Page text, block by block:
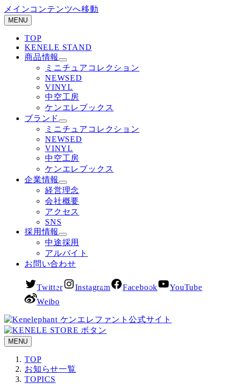
メインコンテンツへ移動
MENU
TOP
KENELE STAND
商品情報
ミニチュアコレクション
NEWSED
VINYL
中空工房
ケンエレブックス
ブランド
ミニチュアコレクション
NEWSED
VINYL
中空工房
ケンエレブックス
企業情報
経営理念
会社概要
アクセス
SNS
採用情報
中途採用
アルバイト
お問い合わせ
Twitter Instagram Facebook
YouTube
Weibo
MENU
TOP
お知らせ一覧
TOPICS